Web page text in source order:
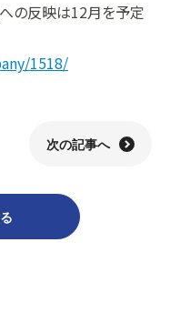
総会のご案内
優待制度のご案内
社レポート
会社プラスワンテクノ
会社杉山チエン製作所
ちについて
要項
の反映は12月を予定
1518/
次の記事へ